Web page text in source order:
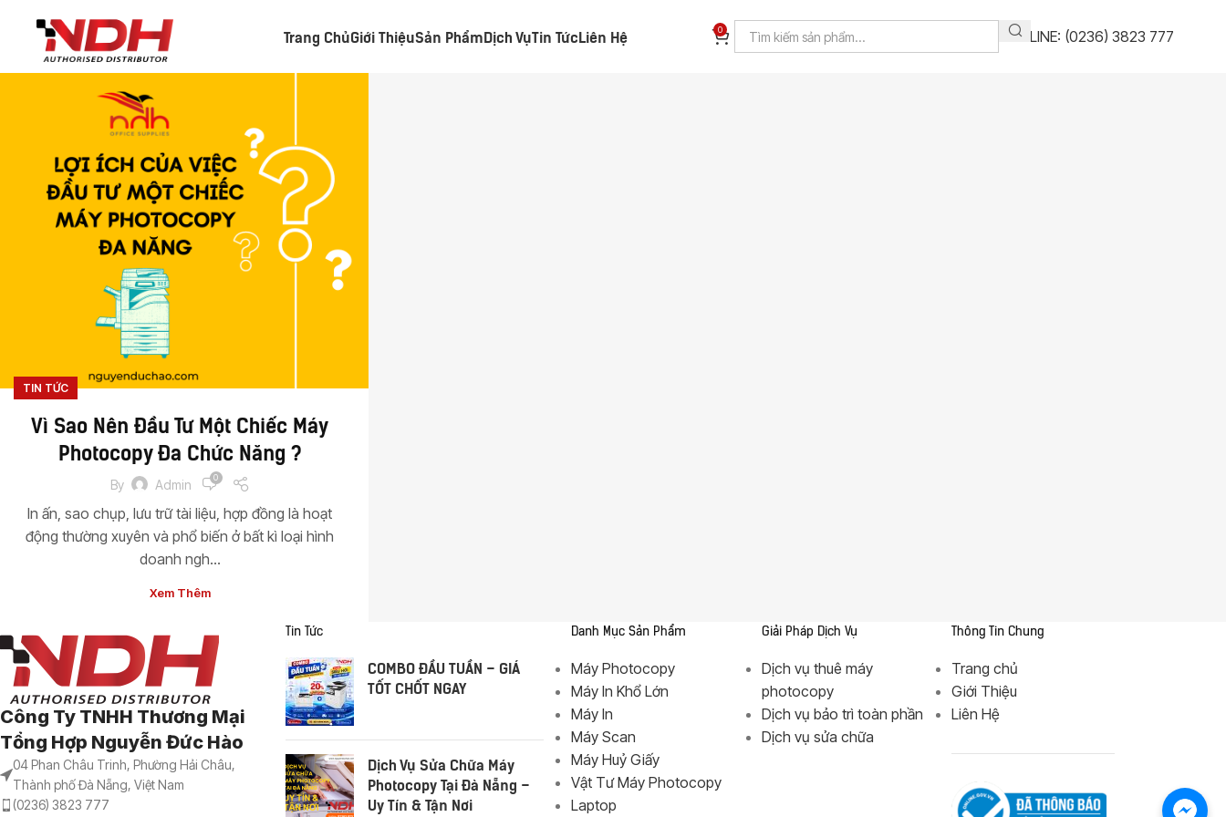
Trang ChủGiới ThiệuSản Phẩm
Photocopy
Màu
Máy
Photocopy In
Laser Đen
Trắng
Epson
Dịch VụTin TứcLiên Hệ 0 HOTLINE: (0236) 3823 777
TIN TỨC
Vì Sao Nên Đầu Tư Một Chiếc Máy
Photocopy Đa Chức Năng ?
By Admin 0
In ấn, sao chụp, lưu trữ tài liệu, hợp đồng là hoạt
động thường xuyên và phổ biến ở bất kì loại hình
doanh ngh...
Xem Thêm
Công Ty TNHH Thương Mại
Tổng Hợp Nguyễn Đức Hào
04 Phan Châu Trinh, Phường Hải Châu,
Thành phố Đà Nẵng, Việt Nam
(0236) 3823 777
Tin Tức
COMBO ĐẦU TUẦN – GIÁ
TỐT CHỐT NGAY
Dịch Vụ Sửa Chữa Máy
Photocopy Tại Đà Nẵng –
Uy Tín & Tận Nơi
Danh Mục Sản Phẩm
Máy Photocopy
Máy In Khổ Lớn
Máy In
Máy Scan
Máy Huỷ Giấy
Vật Tư Máy Photocopy
Laptop
Giải Pháp Dịch Vụ
Dịch vụ thuê máy
photocopy
Dịch vụ bảo trì toàn phần
Dịch vụ sửa chữa
Thông Tin Chung
Trang chủ
Giới Thiệu
Liên Hệ